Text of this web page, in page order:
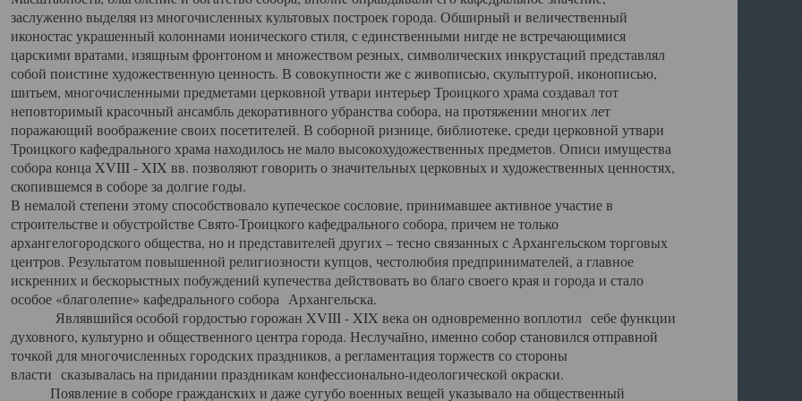
заслуженно выделяя из многочисленных культовых построек города. Обширный и величественный
иконостас украшенный колоннами ионического стиля, с единственными нигде не встречающимися
царскими вратами, изящным фронтоном и множеством резных, символических инкрустаций представлял
собой поистине художественную ценность. В совокупности же с живописью, скульптурой, иконописью,
шитьем, многочисленными предметами церковной утвари интерьер Троицкого храма создавал тот
неповторимый красочный ансамбль декоративного убранства собора, на протяжении многих лет
поражающий воображение своих посетителей. В соборной ризнице, библиотеке, среди церковной утвари
Троицкого кафедрального храма находилось не мало высокохудожественных предметов. Описи имущества
собора конца XVIII - XIX вв. позволяют говорить о значительных церковных и художественных ценностях,
скопившемся в соборе за долгие годы.
В немалой степени этому способствовало купеческое сословие, принимавшее активное участие в
строительстве и обустройстве Свято-Троицкого кафедрального собора, причем не только
архангелогородского общества, но и представителей других – тесно связанных с Архангельском торговых
центров. Результатом повышенной религиозности купцов, честолюбия предпринимателей, а главное
искренних и бескорыстных побуждений купечества действовать во благо своего края и города и стало
особое «благолепие» кафедрального собора Архангельска.
Являвшийся особой гордостью горожан XVIII - XIX века он одновременно воплотил себе функции
духовного, культурно и общественного центра города. Неслучайно, именно собор становился отправной
точкой для многочисленных городских праздников, а регламентация торжеств со стороны
власти сказывалась на придании праздникам конфессионально-идеологической окраски.
Появление в соборе гражданских и даже сугубо военных вещей указывало на общественный